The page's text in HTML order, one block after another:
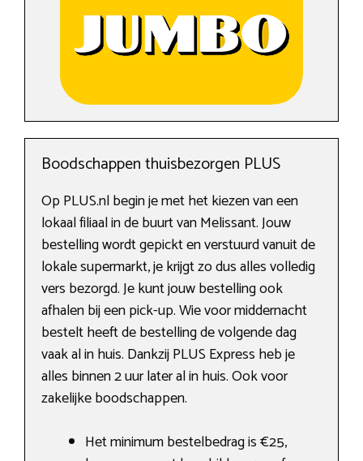
Boodschappen thuisbezorgen PLUS
Op PLUS.nl begin je met het kiezen van een
lokaal filiaal in de buurt van Melissant. Jouw
bestelling wordt gepickt en verstuurd vanuit de
lokale supermarkt, je krijgt zo dus alles volledig
vers bezorgd. Je kunt jouw bestelling ook
afhalen bij een pick-up. Wie voor middernacht
bestelt heeft de bestelling de volgende dag
vaak al in huis. Dankzij PLUS Express heb je
alles binnen 2 uur later al in huis. Ook voor
zakelijke boodschappen.
Het minimum bestelbedrag is €25,